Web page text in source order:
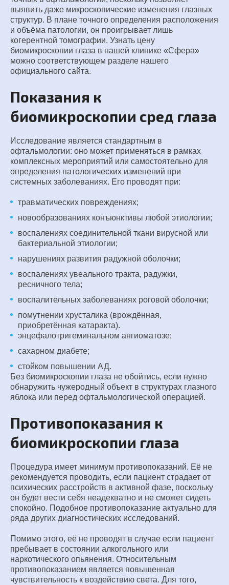
выявить даже микроскопические изменения глазных
структур. В плане точного определения расположения
и объёма патологии, он проигрывает лишь
когерентной томографии. Узнать цену
биомикроскопии глаза в нашей клинике «Сфера»
можно соответствующем разделе нашего
официального сайта.
Показания к
биомикроскопии сред глаза
Исследование является стандартным в
офтальмологии: оно может применяться в рамках
комплексных мероприятий или самостоятельно для
определения патологических изменений при
системных заболеваниях. Его проводят при:
травматических повреждениях;
новообразованиях конъюнктивы любой этиологии;
воспалениях соединительной ткани вирусной или
бактериальной этиологии;
нарушениях развития радужной оболочки;
воспалениях увеального тракта, радужки,
ресничного тела;
воспалительных заболеваниях роговой оболочки;
помутнении хрусталика (врождённая,
приобретённая катаракта).
энцефалотригеминальном ангиоматозе;
сахарном диабете;
стойком повышении АД.
Без биомикроскопии глаза не обойтись, если нужно
обнаружить чужеродный объект в структурах глазного
яблока или перед офтальмологической операцией.
Противопоказания к
биомикроскопии глаза
Процедура имеет минимум противопоказаний. Её не
рекомендуется проводить, если пациент страдает от
психических расстройств в активной фазе, поскольку
он будет вести себя неадекватно и не сможет сидеть
спокойно. Подобное противопоказание актуально для
ряда других диагностических исследований.
Помимо этого, её не проводят в случае если пациент
пребывает в состоянии алкогольного или
наркотического опьянения. Относительным
противопоказанием является повышенная
чувствительность к воздействию света. Для того,